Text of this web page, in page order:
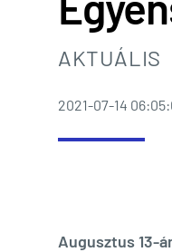
AKTUÁLIS
2021-07-14
Augusztus 13-